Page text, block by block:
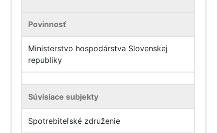
Povinnosť
Ministerstvo hospodárstva Slovenskej
republiky
Súvisiace subjekty
Spotrebiteľské združenie